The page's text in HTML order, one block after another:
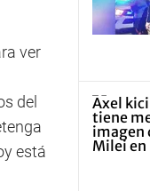
ver
del
está